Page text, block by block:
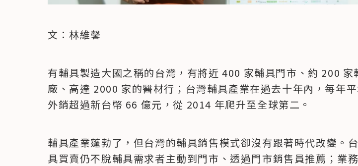
文：林維馨
有輔具製造大國之稱的台灣，有將近 400 家輔具門市、約 200 家
廠、高達 2000 家的醫材行；台灣輔具產業在過去十年內，每年
外銷超過新台幣 66 億元，從 2014 年爬升至全球第二。
輔具產業蓬勃了，但台灣的輔具銷售模式卻沒有跟著時代改變。
具買賣仍不脫輔具需求者主動到門市、透過門市銷售員推薦；業